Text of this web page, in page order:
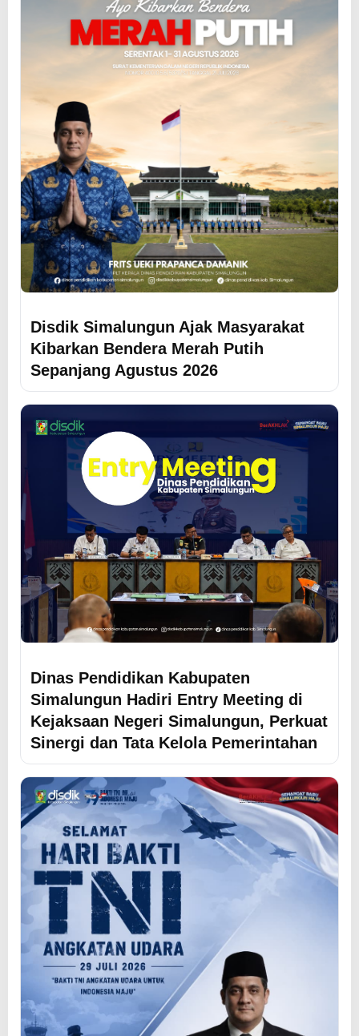
Disdik Simalungun Ajak Masyarakat
Kibarkan Bendera Merah Putih
Sepanjang Agustus 2026
Dinas Pendidikan Kabupaten
Simalungun Hadiri Entry Meeting di
Kejaksaan Negeri Simalungun, Perkuat
Sinergi dan Tata Kelola Pemerintahan